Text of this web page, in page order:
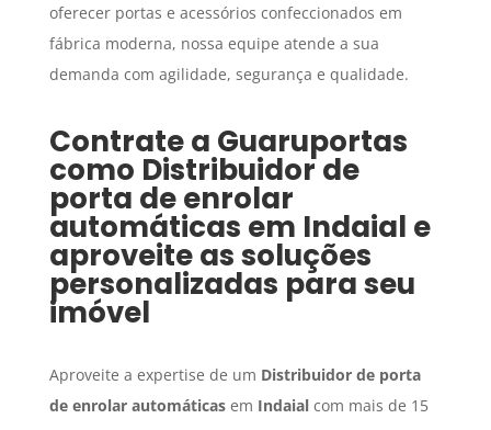
oferecer portas e acessórios confeccionados em
fábrica moderna, nossa equipe atende a sua
demanda com agilidade, segurança e qualidade.
Contrate a Guaruportas
como Distribuidor de
porta de enrolar
automáticas em Indaial e
aproveite as soluções
personalizadas para seu
imóvel
Aproveite a expertise de um Distribuidor de porta
de enrolar automáticasem Indaialcom mais de 15